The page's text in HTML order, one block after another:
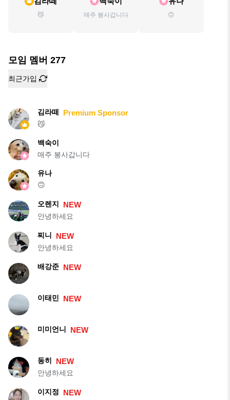
😼 매주 봉사갑니다 🙃
모임 멤버 277
최근가입
김라떼 Premium Sponsor
😼
백숙이
매주 봉사갑니다
유나
🙃
오렌지 NEW
안녕하세요
찌니 NEW
안녕하세요
배강준 NEW
이태민 NEW
미미언니 NEW
동히 NEW
안녕하세요
이지정 NEW